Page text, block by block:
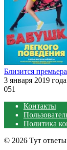
Близится
3 января 2019
051
Контакты
Политика
© 2026 Тут